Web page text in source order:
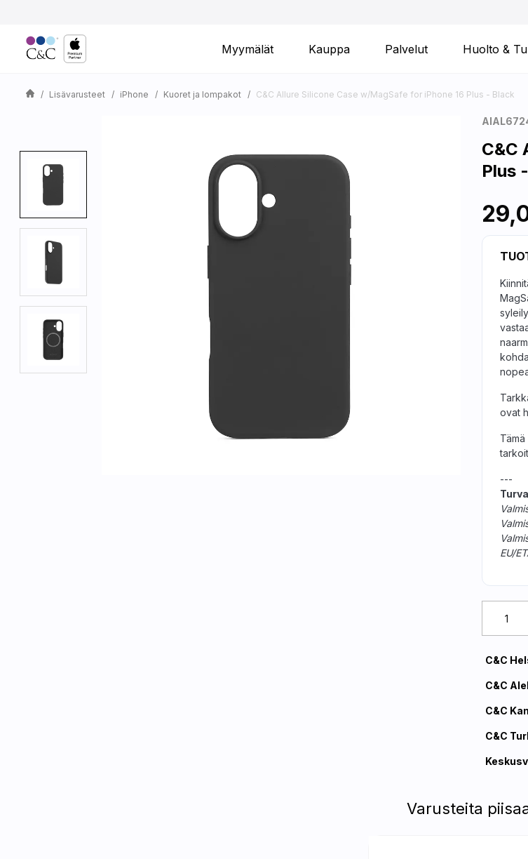
Myymälät Kauppa Palvelut Huolto &
Lisävarusteet iPhone Kuoret ja lompakot C&C Allure Silicone Case w/MagSafe for iPhone 16 Plus - Black
C&C
Plus
ovat
---
EU/
C&C
C&C
C&C
C&C
Varusteita